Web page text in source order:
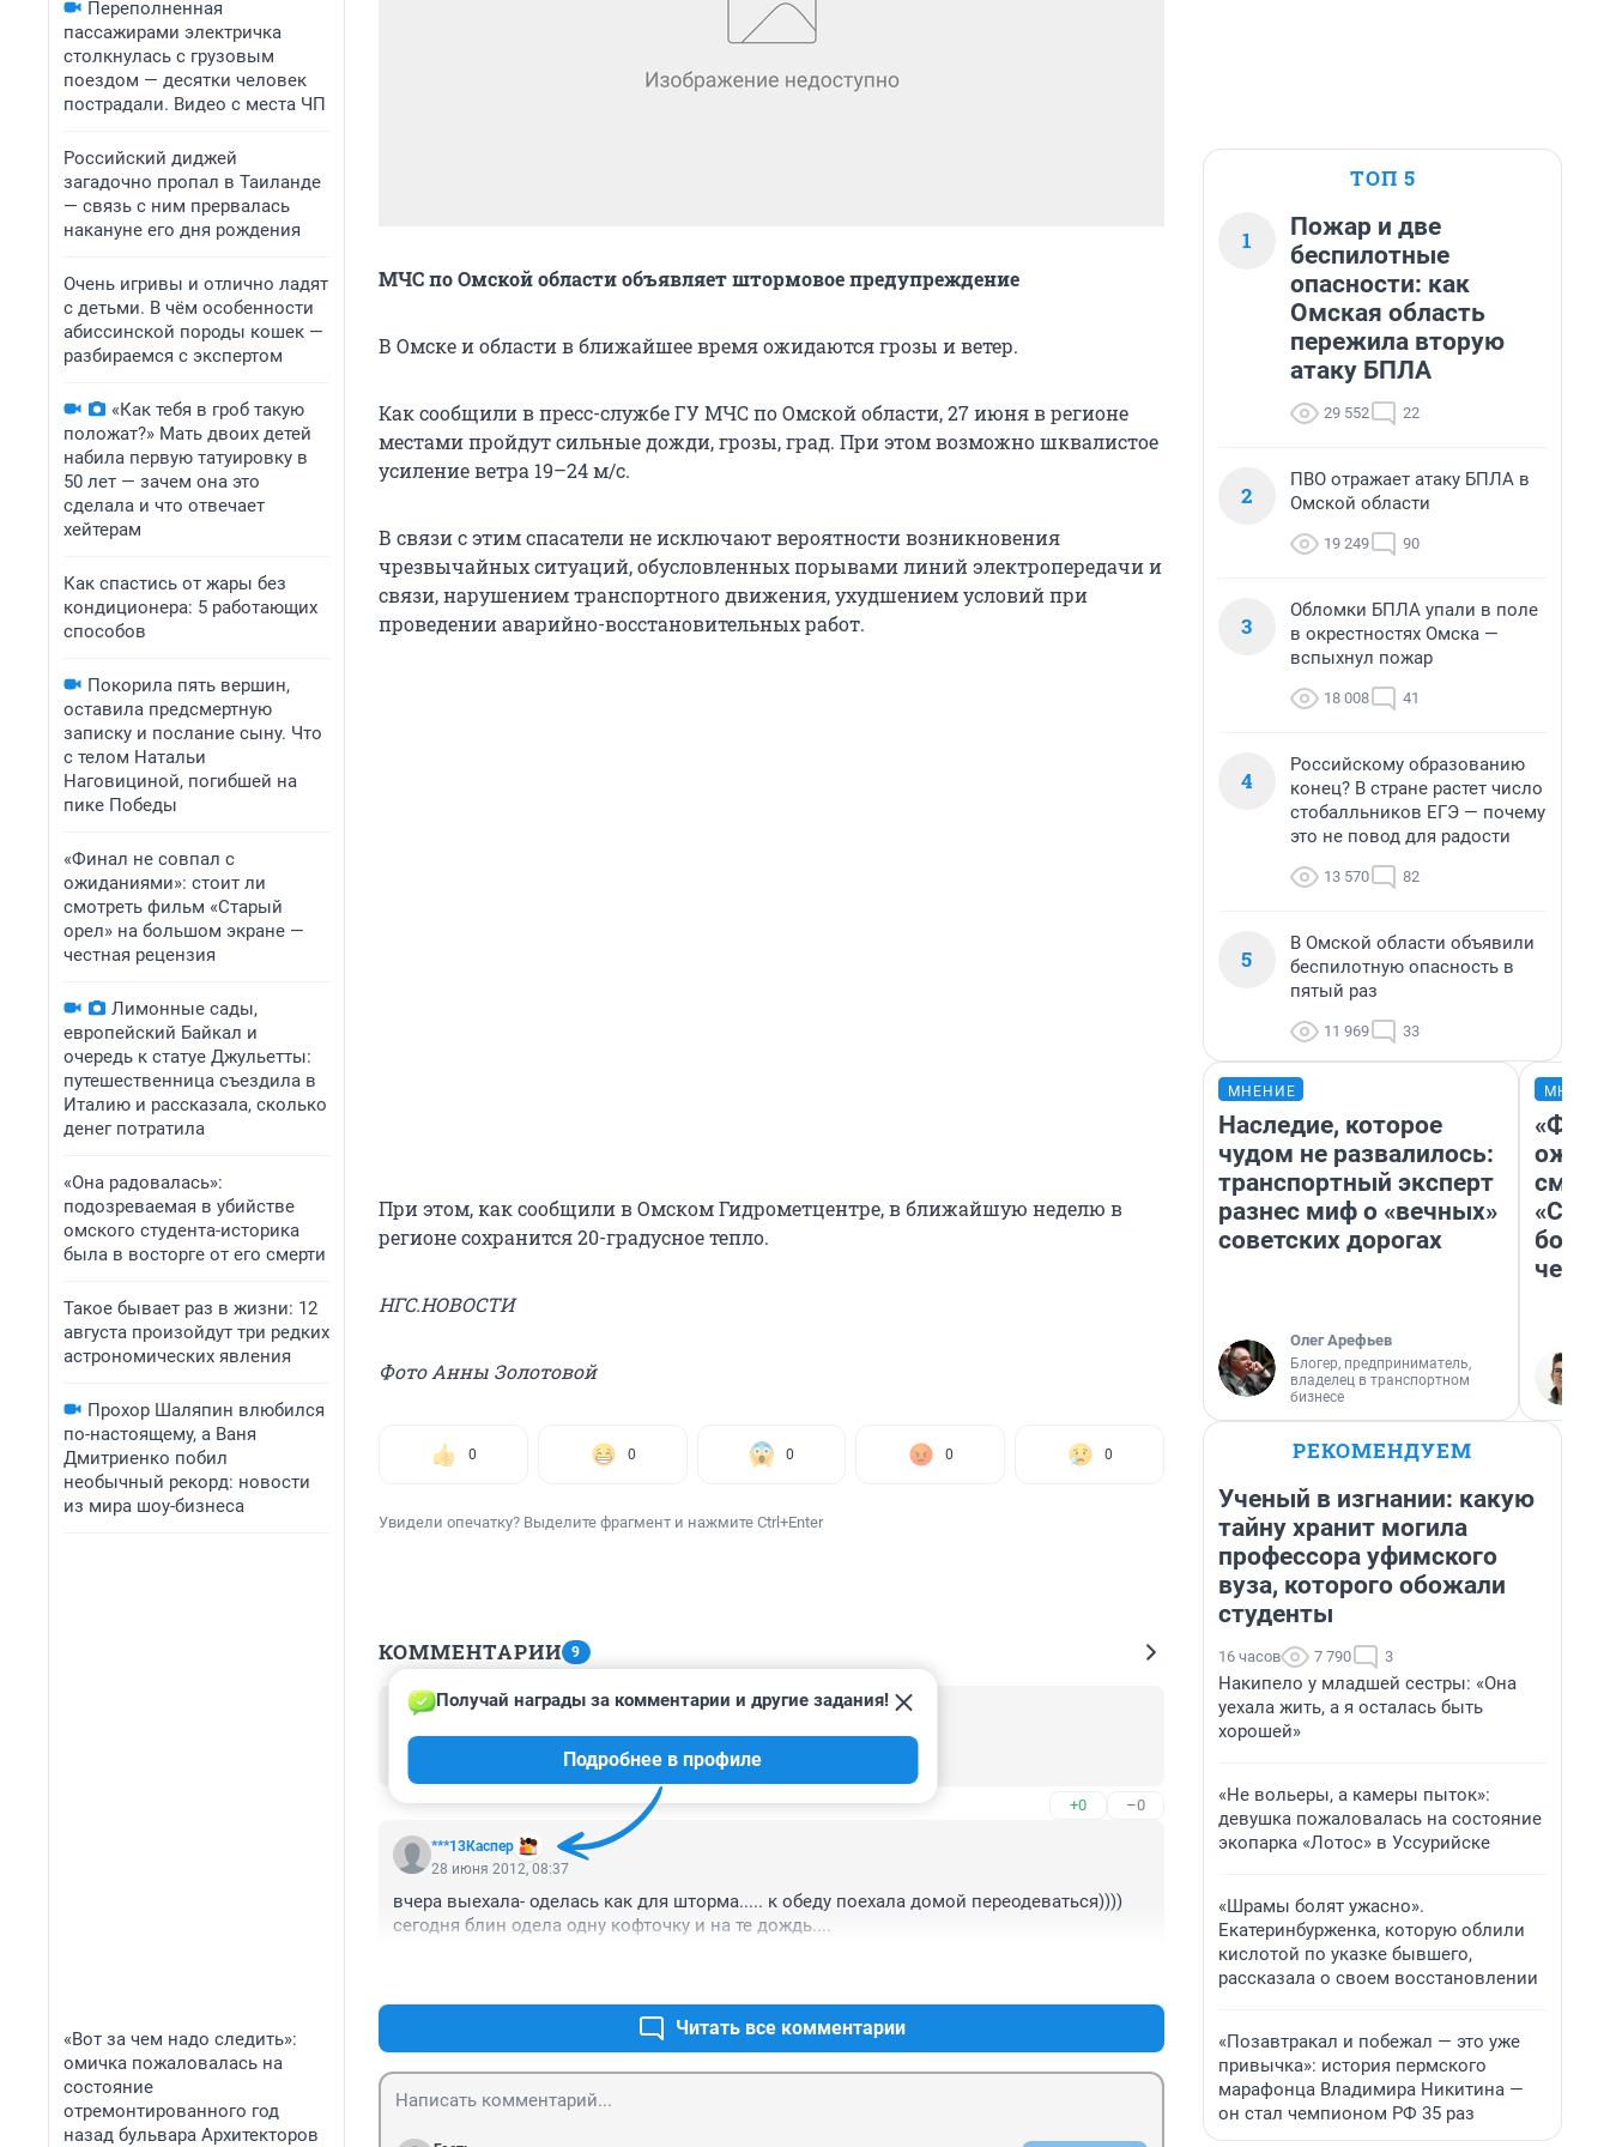
Переполненная
пассажирами электричка
столкнулась с грузовым
поездом — десятки человек
пострадали. Видео с места ЧП
Российский диджей
загадочно пропал в Таиланде
— связь с ним прервалась
накануне его дня рождения
Очень игривы и отлично ладят
с детьми. В чём особенности
абиссинской породы кошек —
разбираемся с экспертом
«Как тебя в гроб такую
положат?» Мать двоих детей
набила первую татуировку в
50 лет — зачем она это
сделала и что отвечает
хейтерам
Как спастись от жары без
кондиционера: 5 работающих
способов
Покорила пять вершин,
оставила предсмертную
записку и послание сыну. Что
с телом Натальи
Наговициной, погибшей на
пике Победы
«Финал не совпал с
ожиданиями»: стоит ли
смотреть фильм «Старый
орел» на большом экране —
честная рецензия
Лимонные сады,
европейский Байкал и
очередь к статуе Джульетты:
путешественница съездила в
Италию и рассказала, сколько
денег потратила
«Она радовалась»:
подозреваемая в убийстве
омского студента-историка
была в восторге от его смерти
Такое бывает раз в жизни: 12
августа произойдут три редких
астрономических явления
Прохор Шаляпин влюбился
по-настоящему, а Ваня
Дмитриенко побил
необычный рекорд: новости
из мира шоу-бизнеса
«Вот за чем надо следить»:
омичка пожаловалась на
состояние
отремонтированного год
назад бульвара Архитекторов
МЧС по Омской области объявляет штормовое предупреждение
В Омске и области в ближайшее время ожидаются грозы и ветер.
Как сообщили в пресс-службе ГУ МЧС по Омской области, 27 июня в регионе
местами пройдут сильные дожди, грозы, град. При этом возможно шквалистое
усиление ветра 19–24 м/с.
В связи с этим спасатели не исключают вероятности возникновения
чрезвычайных ситуаций, обусловленных порывами линий электропередачи и
связи, нарушением транспортного движения, ухудшением условий при
проведении аварийно-восстановительных работ.
При этом, как сообщили в Омском Гидрометцентре, в ближайшую неделю в
регионе сохранится 20-градусное тепло.
НГС.НОВОСТИ
Фото Анны Золотовой
0 0 0 0 0
Увидели опечатку? Выделите фрагмент и нажмите Ctrl+Enter
КОММЕНТАРИИ 9
Гость
сейчас подует подует и все на этом, никакого дождика!
+0 –0
***13Каспер
Получай награды за комментарии и другие задания!
Подробнее в профиле
28 июня 2012, 08:37
вчера выехала- оделась как для шторма..... к обеду поехала домой переодеваться))))
сегодня блин одела одну кофточку и на те дождь....
Читать все комментарии
ТОП 5
1
Пожар и две
беспилотные
опасности: как
Омская область
пережила вторую
атаку БПЛА
29 552 22
2
ПВО отражает атаку БПЛА в
Омской области
19 249 90
3
Обломки БПЛА упали в поле
в окрестностях Омска —
вспыхнул пожар
18 008 41
4
Российскому образованию
конец? В стране растет число
стобалльников ЕГЭ — почему
это не повод для радости
13 570 82
5
В Омской области объявили
беспилотную опасность в
пятый раз
11 969 33
МНЕНИЕ
Наследие, которое
чудом не развалилось:
транспортный эксперт
разнес миф о «вечных»
советских дорогах
Олег Арефьев
Блогер, предприниматель,
владелец в транспортном
бизнесе
РЕКОМЕНДУЕМ
Ученый в изгнании: какую
тайну хранит могила
профессора уфимского
вуза, которого обожали
студенты
16 часов 7 790 3
Накипело у младшей сестры: «Она
уехала жить, а я осталась быть
хорошей»
«Не вольеры, а камеры пыток»:
девушка пожаловалась на состояние
экопарка «Лотос» в Уссурийске
«Шрамы болят ужасно».
Екатеринбурженка, которую облили
кислотой по указке бывшего,
рассказала о своем восстановлении
«Позавтракал и побежал — это уже
привычка»: история пермского
марафонца Владимира Никитина —
он стал чемпионом РФ 35 раз